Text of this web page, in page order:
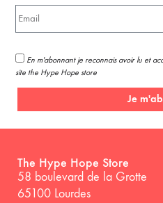
En m'abonnant je reconnais avoir lu et
site the Hype Hope store
Je
The Hype Hope Store
58 boulevard de la Grotte
65100 Lourdes